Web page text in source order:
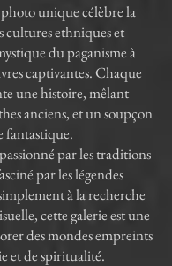
unique célèbre la
cultures ethniques et
du paganisme à
captivantes. Chaque
une histoire, mêlant
anciens, et un soupçon
fantastique.
par les traditions
par les légendes
à la recherche
cette galerie est une
des mondes empreints
et de spiritualité.